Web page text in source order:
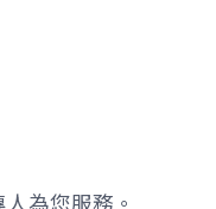
為您服務。